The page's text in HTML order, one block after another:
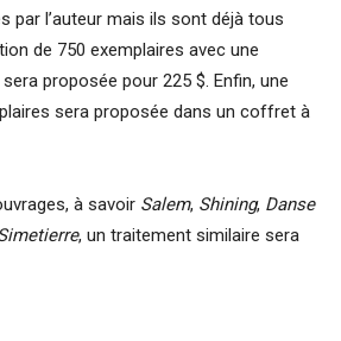
par l’auteur mais ils sont déjà tous
de 750 exemplaires avec une
proposée pour 225 $. Enfin, une
sera proposée dans un coffret à
à savoir Salem, Shining, Danse
, un traitement similaire sera